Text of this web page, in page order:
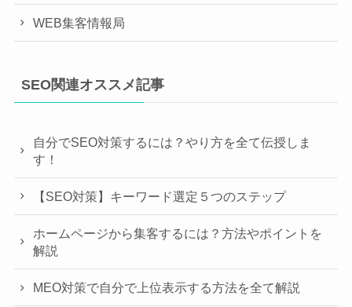
WEB集客情報局
SEO関連オススメ記事
自分でSEO対策するには？やり方を全て伝授しま
す！
【SEO対策】キーワード選定５つのステップ
ホームページから集客するには？方法やポイントを
解説
MEO対策で自分で上位表示する方法を全て解説